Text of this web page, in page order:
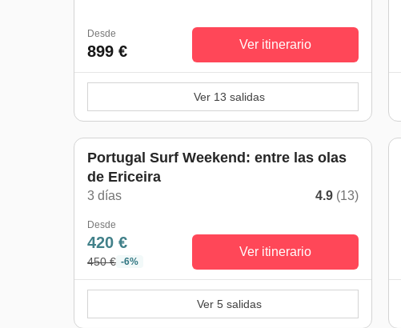
Desde
899 € Ver itinerario
Ver 13 salidas
Portugal Surf Weekend: entre las olas
de Ericeira
3 días 4.9 (13)
Desde
420 €
450 € -6%
Ver itinerario
Ver 5 salidas